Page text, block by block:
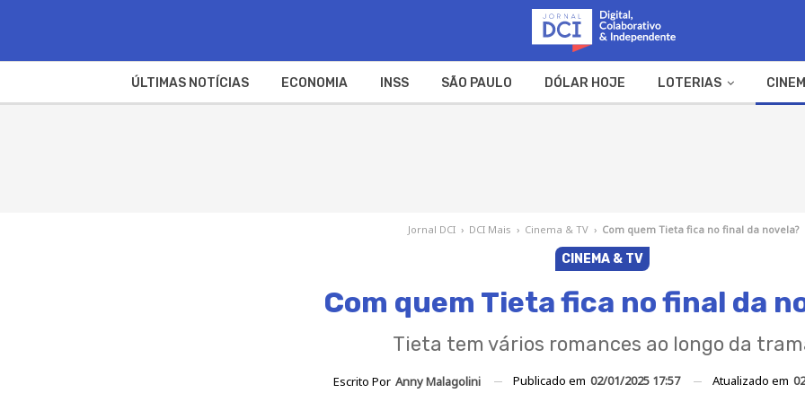
ÚLTIMAS NOTÍCIAS ECONOMIA INSS SÃO PAULO DÓLAR HOJE LOTERIAS
Jornal DCI › DCI Mais › Cinema & TV › Com quem Tieta fica no final da novela?
CINEMA & TV
Com quem Tieta fica no final da
Tieta tem vários romances ao longo da
Escrito Por Anny Malagolini Publicado em 02/01/2025 17:57 Atualizado em